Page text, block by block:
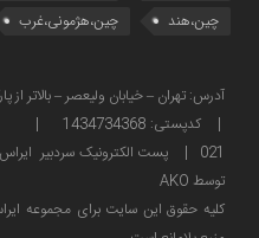
چین،هند
چین،هژمونی،غرب
021 | پست الکترونیک سردبیر ایراس : sardabir@iras.ir |
توسط AKO
كليه حقوق این سایت برای مجموعه